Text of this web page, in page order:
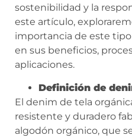
sostenibilidad y la
este artículo,
importancia de este
en sus beneficios,
aplicaciones.
Definición de
El denim de tela
resistente y duradero
algodón orgánico, que